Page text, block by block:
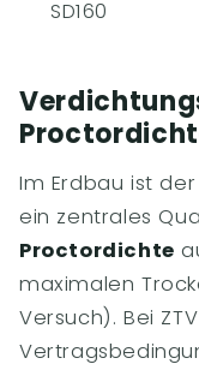
SD160
Im Erdbau ist
ein zentrales
Proctordichte
maximalen
Versuch). Bei